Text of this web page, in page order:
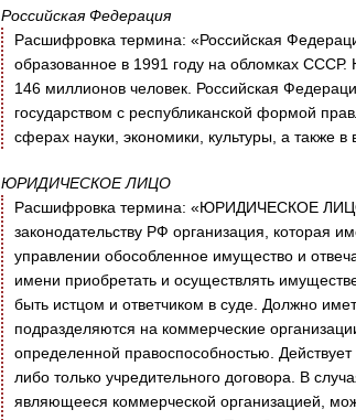
Российская Федерация
Расшифровка термина: «Российская
образованное в 1991 году на обломках СССР.
146 миллионов человек. Российская
государством с республиканской формой
сферах науки, экономики, культуры, а также
ЮРИДИЧЕСКОЕ ЛИЦО
Расшифровка термина: «ЮРИДИЧЕСКОЕ
законодательству РФ организация, которая
управлении обособленное имущество и
имени приобретать и осуществлять
быть истцом и ответчиком в суде. Должно
подразделяются на коммерческие
определенной правоспособностью.
либо только учредительного договора. В
являющееся коммерческой организацией,